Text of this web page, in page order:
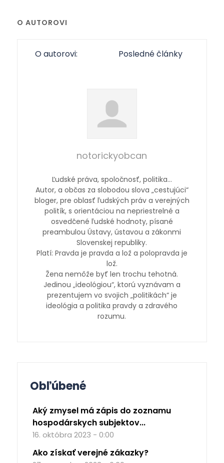
O AUTOROVI
O autorovi: Posledné články
notorickyobcan
Ľudské práva, spoločnosť, politika…
Autor, a občas za slobodou slova „cestujúci“
bloger, pre oblasť ľudských práv a verejných
politík, s orientáciou na nepriestrelné a
osvedčené ľudské hodnoty, písané
preambulou Ústavy, ústavou a zákonmi
Slovenskej republiky.
Platí: Pravda je pravda a lož a polopravda je
lož.
Žena nemôže byť len trochu tehotná.
Jedinou „ideológiou“, ktorú vyznávam a
prezentujem vo svojich „politikách“ je
ideológia a politika pravdy a zdravého
rozumu.
Obľúbené
Aký zmysel má zápis do zoznamu
hospodárskych subjektov...
16. októbra 2023 - 0:00
Ako získať verejné zákazky?